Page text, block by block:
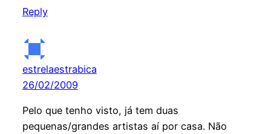
Reply
estrelaestrabica
26/02/2009
Pelo que tenho visto, já tem duas
pequenas/grandes artistas aí por casa. Não